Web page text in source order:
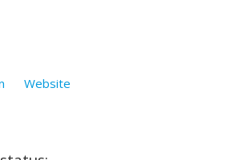
Website